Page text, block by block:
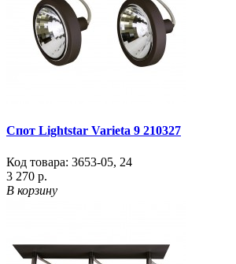
Спот Lightstar Varieta 9 210327
Код товара: 3653-05, 24
3 270 р.
В корзину